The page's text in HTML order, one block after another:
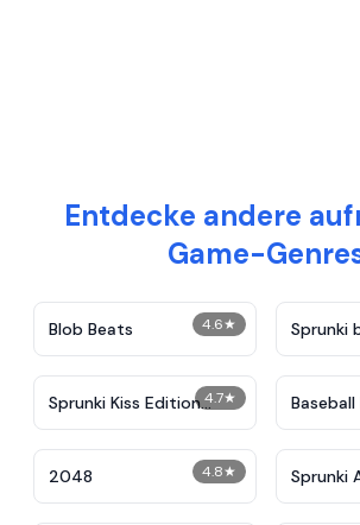
Entdecke andere
Game-
4.6★
Blob Beats​
Sprunki
Drones!
4.7★
Sprunki Kiss Edition
Reupload
Baseball
4.8★
2048 Sprunki